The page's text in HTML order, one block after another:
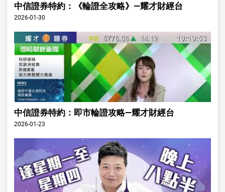
中信證券特約：《輪證全攻略》—耀才財經台
2026-01-30
中信證券特約：即市輪證攻略—耀才財經台
2026-01-23